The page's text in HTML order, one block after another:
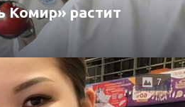
Комир» растит
7